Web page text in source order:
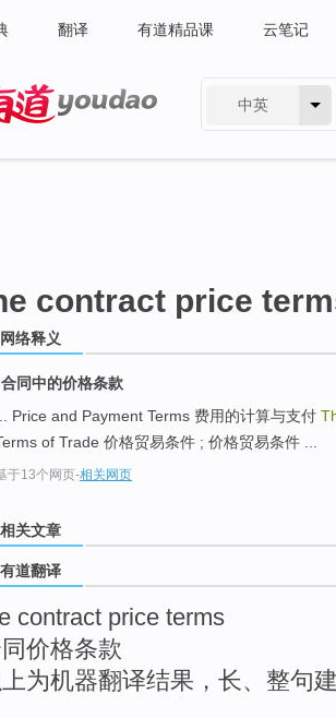
翻译 有道精品课 云笔记
中英
contract price
网络释义
合同中的价格条款
... Price and Payment Terms 费用的计算与支付
of Trade 价格贸易条件 ; 价格贸易条件 ...
于13个网页-相关网页
相关文章
有道翻译
contract price terms
价格条款
为机器翻译结果，长、整句